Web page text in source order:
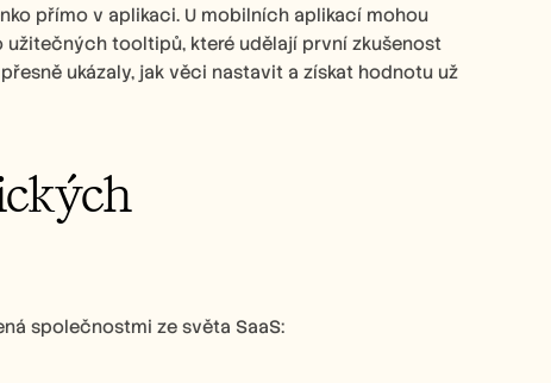
přímo v aplikaci. U mobilních aplikací mohou
tooltipů, které udělají první zkušenost
ukázaly, jak věci nastavit a získat hodnotu už
společnostmi ze světa SaaS: